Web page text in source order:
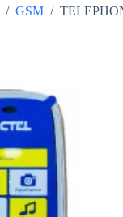
/ GSM /